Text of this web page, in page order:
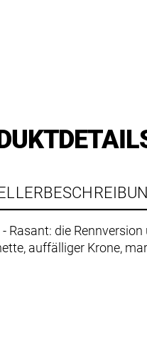
- Rasant: die
auffälliger Krone,